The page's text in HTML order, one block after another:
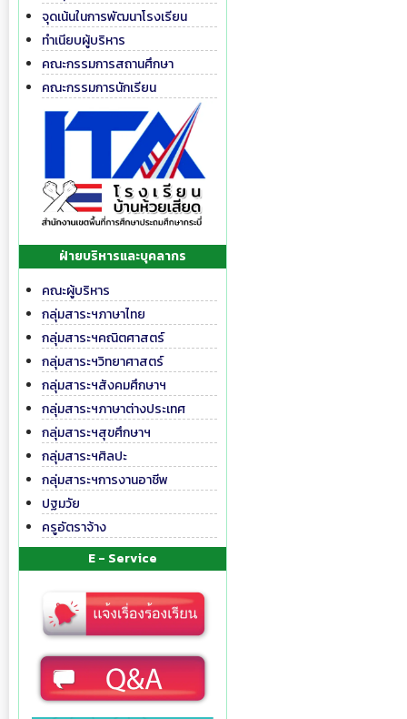
จุดเน้นในการพัฒนาโรงเรียน
ทำเนียบผู้บริหาร
คณะกรรมการสถานศึกษา
คณะกรรมการนักเรียน
ฝ่ายบริหารและบุคลากร
คณะผู้บริหาร
กลุ่มสาระฯภาษาไทย
กลุ่มสาระฯคณิตศาสตร์
กลุ่มสาระฯวิทยาศาสตร์
กลุ่มสาระฯสังคมศึกษาฯ
กลุ่มสาระฯภาษาต่างประเทศ
กลุ่มสาระฯสุขศึกษาฯ
กลุ่มสาระฯศิลปะ
กลุ่มสาระฯการงานอาชีพ
ปฐมวัย
ครูอัตราจ้าง
E - Service